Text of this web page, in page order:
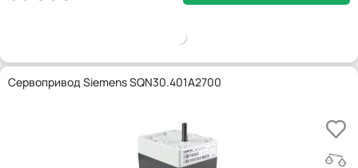
Сервопривод Siemens SQN30.401A2700